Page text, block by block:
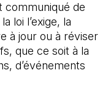
communiqué de
loi l’exige, la
à jour ou à réviser
que ce soit à la
d’événements